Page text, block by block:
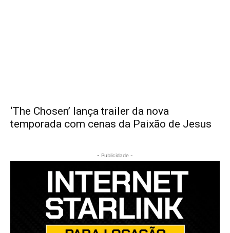
‘The Chosen’ lança trailer da nova
temporada com cenas da Paixão de Jesus
- Publicidade -